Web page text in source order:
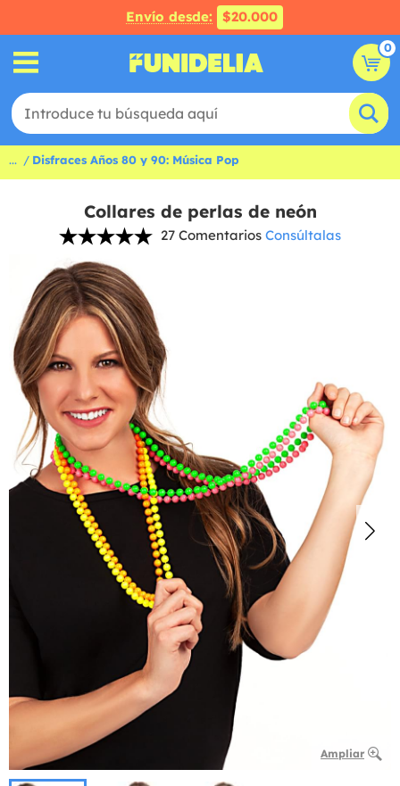
Envío desde: $20.000
0
... Disfraces Años 80 y 90: Música Pop
Collares de perlas de neón
27 Comentarios Consúltalas
Ampliar